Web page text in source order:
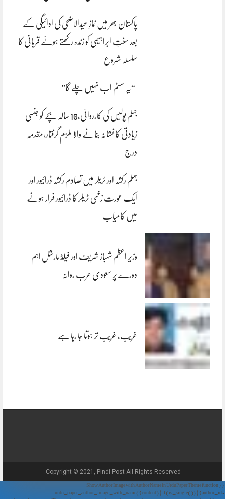
پاکستان بھر میں نمازِ عیدالاضحی کی ادائیگی کے
بعد سنتِ ابراہیمی کو زندہ رکھتے ہوئے قربانی کا
سلسلہ شروع
“یہ سسٹم اب نہیں چلے گا”
جہلم پولیس کی کارروائی،10 سالہ بچے کو جنسی
زیادتی کا نشانہ بنانے والا ملزم گرفتار،مقدمہ
درج
جہلم رکشہ اور ٹریلر میں تصادم رکشہ ڈرائیور اور
ایک عورت زخمی ٹریلر کا ڈرائیور فرار ہونے
میں کامیاب
وزیر اعظم شہباز شریف اور فیلڈ مارشل اہم
دورے پر سعودی عرب روانہ
غریب، غریب تر ہوتا جا رہا ہے
Copyright © 2021, Pindi Post All Rights Reserved.
// Show Author Image with Author Name in UrduPaper Theme function
urdu_paper_author_image_with_name($content) { if (is_single()) { $author_id =